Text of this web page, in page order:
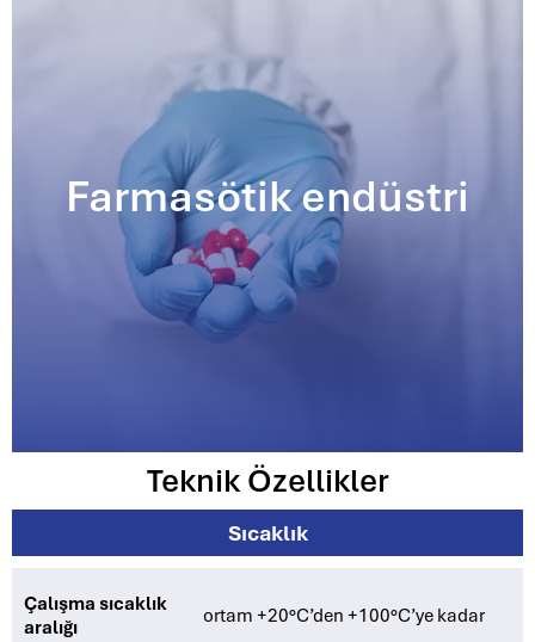
Farmasötik endüstri
Teknik Özellikler
Sıcaklık
Çalışma sıcaklık
aralığı
ortam +20°C’den +100°C’ye kadar